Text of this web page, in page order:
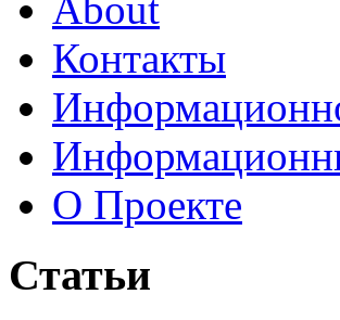
About
Контакты
О Проекте
Статьи